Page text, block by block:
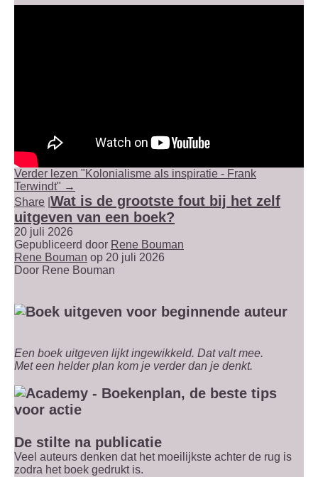
Verder lezen "Kolonialisme als inspiratie - Frank
Terwindt" →
Share Wat is de grootste fout bij het zelf
uitgeven van een boek?
20 juli 2026
Gepubliceerd door Rene Bouman
Rene Bouman op 20 juli 2026
Door Rene Bouman
Een boek uitgeven lijkt ingewikkeld. Dat valt mee.
Met een helder plan kom je verder dan je denkt.
De stilte na publicatie
Veel auteurs denken dat het moeilijkste achter de rug is
zodra het boek gedrukt is.